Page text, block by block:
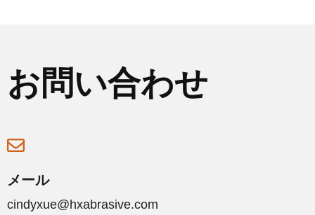
お問い合わせ
メール
cindyxue@hxabrasive.com